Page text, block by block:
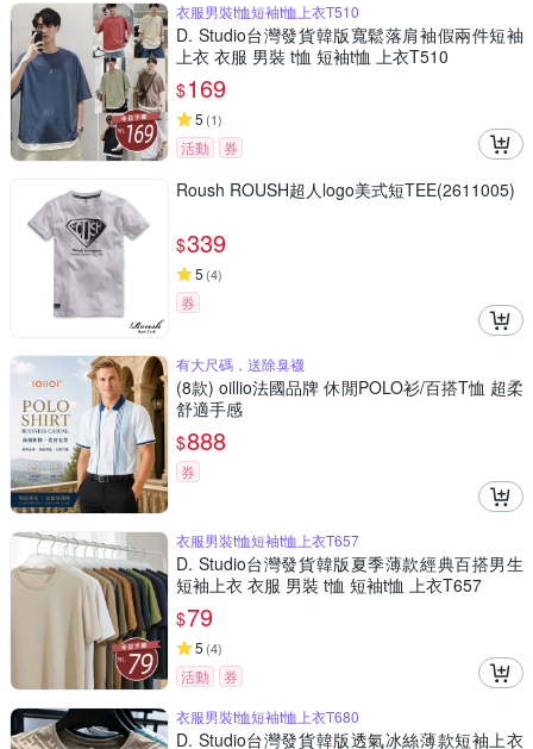
衣服男裝t恤短袖t恤上衣T510
D. Studio台灣發貨韓版寬鬆落肩袖假兩件短袖
上衣 衣服 男裝 t恤 短袖t恤 上衣T510
$169
5 (1)
活動 券
Roush ROUSH超人logo美式短TEE(2611005)
$339
5 (4)
券
有大尺碼，送除臭襪
(8款) oillio法國品牌 休閒POLO衫/百搭T恤 超柔
舒適手感
$888
券
衣服男裝t恤短袖t恤上衣T657
D. Studio台灣發貨韓版夏季薄款經典百搭男生
短袖上衣 衣服 男裝 t恤 短袖t恤 上衣T657
$79
5 (4)
活動
券
衣服男裝t恤短袖t恤上衣T680
D. Studio台灣發貨韓版透氣冰絲薄款短袖上衣